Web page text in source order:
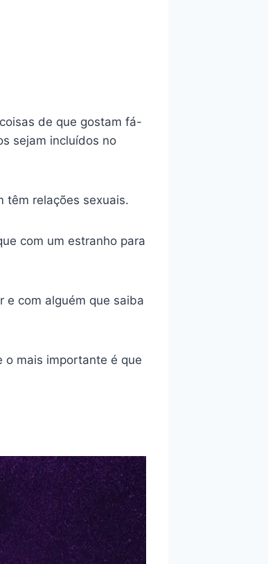
de que gostam fá-
sejam incluídos no
têm relações sexuais.
com um estranho para
e com alguém que saiba
o mais importante é que